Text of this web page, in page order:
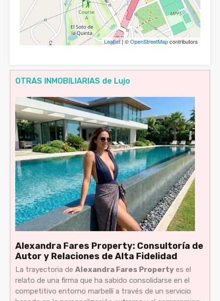
Leaflet| ©OpenStreetMapcontributors
OTRAS INMOBILIARIAS de Lujo
Alexandra Fares Property: Consultoría de
Autor y Relaciones de Alta Fidelidad
La trayectoria de Alexandra Fares Property es el
relato de una firma que ha sabido consolidarse en el
competitivo entorno marbellí a través de un servicio